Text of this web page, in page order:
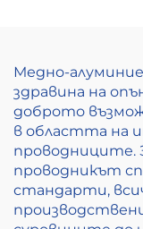
Медно-
здравина на
доброто
в областта на
проводниците.
проводникът
стандарти,